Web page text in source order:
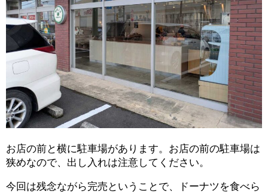
お店の前と横に駐車場があります。お店の前の駐車場は
狭めなので、出し入れは注意してください。
今回は残念ながら完売ということで、ドーナツを食べら